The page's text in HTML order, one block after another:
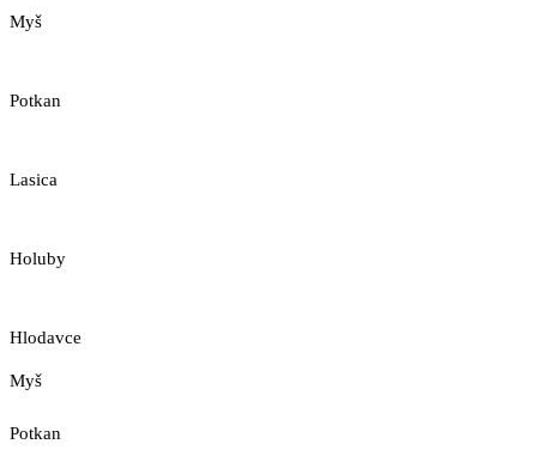
Myš
Potkan
Lasica
Holuby
Hlodavce
Myš
Potkan